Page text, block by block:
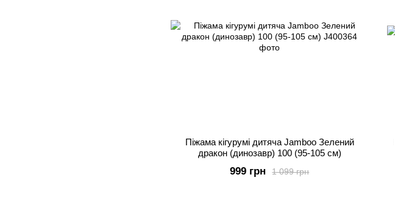
Піжама кігурумі дитяча Jamboo Зелений
дракон (динозавр) 100 (95-105 см)
1 099 грн
999 грн